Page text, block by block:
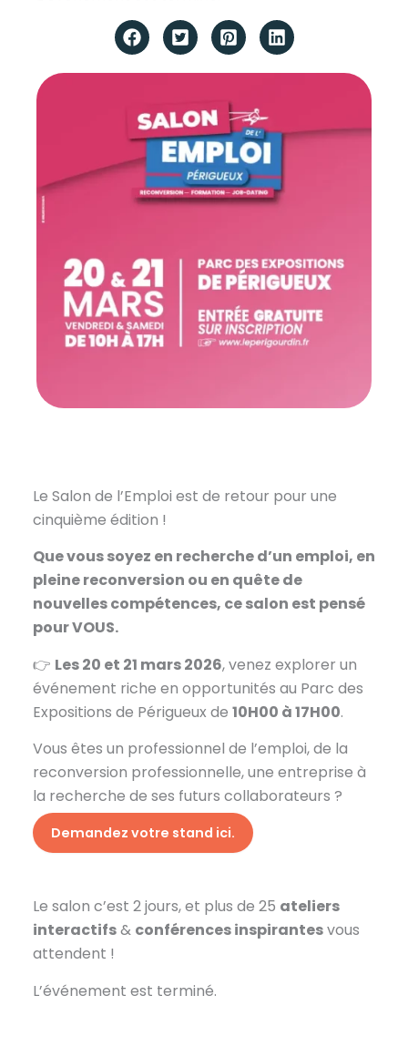
Le Salon de l’Emploi est de retour pour une
cinquième édition !
Que vous soyez en recherche d’un emploi, en
pleine reconversion ou en quête de
nouvelles compétences, ce salon est pensé
pour VOUS.
👉 Les 20 et 21 mars 2026, venez explorer un
événement riche en opportunités au Parc des
Expositions de Périgueux de 10H00 à 17H00.
Vous êtes un professionnel de l’emploi, de la
reconversion professionnelle, une entreprise à
la recherche de ses futurs collaborateurs ?
Demandez votre stand ici.
Le salon c’est 2 jours, et plus de 25 ateliers
interactifs& conférences inspirantesvous
attendent !
L’événement est terminé.